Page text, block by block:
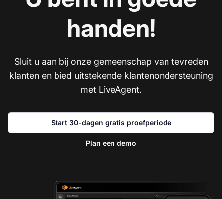
handen!
Sluit u aan bij onze gemeenschap van tevreden
klanten en bied uitstekende klantenondersteuning
met LiveAgent.
Start 30-dagen gratis proefperiode
Plan een demo